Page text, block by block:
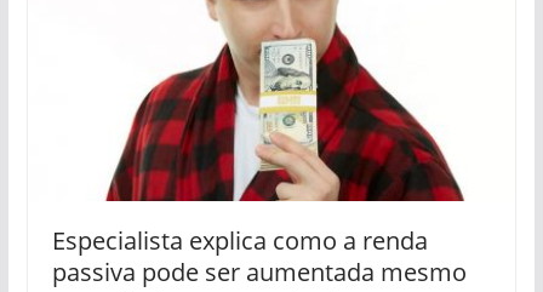
Especialista explica como a renda
passiva pode ser aumentada mesmo